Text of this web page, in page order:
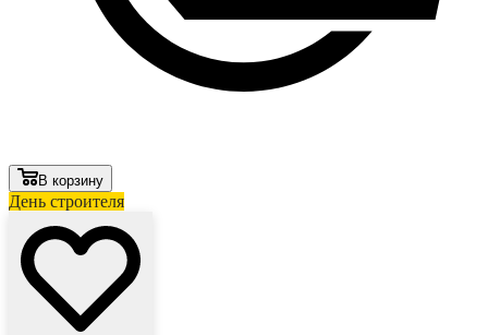
В корзину
День строителя